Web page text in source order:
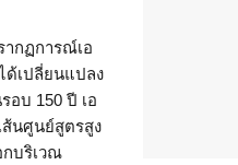
กฏการณ์เอ
ด้เปลี่ยนแปลง
บ 150 ปี เอ
นศูนย์สูตรสูง
บริเวณ